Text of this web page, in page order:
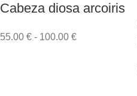
Cabeza diosa arcoiris
55.00 € - 100.00 €